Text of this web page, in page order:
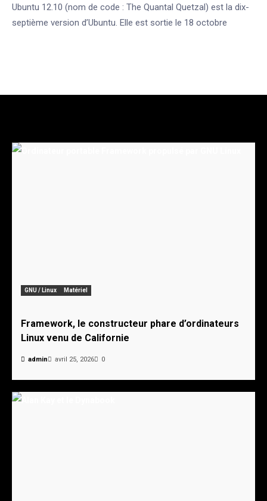
Ubuntu 12.10 (nom de code : The Quantal Quetzal) est la dix-
septième version d’Ubuntu. Elle est sortie le 18 octobre
GNU / Linux Matériel
Framework, le constructeur phare d’ordinateurs
Linux venu de Californie
admin avril 25, 2026 0